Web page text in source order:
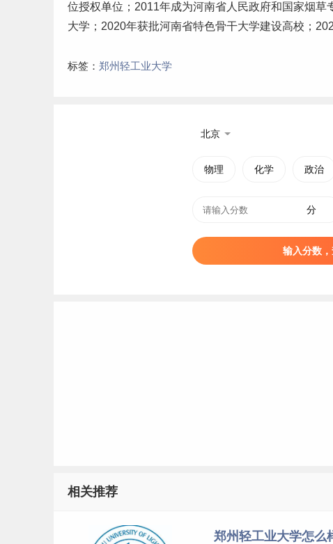
位授权单位；2011年成为河南省人民政府和国家烟
大学；2020年获批河南省特色骨干大学建设高校；
标签： 郑州轻工业大学
北京
物理 化学 政治
分
输入分数
相关推荐
郑州轻工业大学怎么